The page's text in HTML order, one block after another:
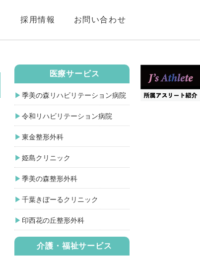
採用情報 お問い合わせ
医療サービス
季美の森リハビリテーション病院
令和リハビリテーション病院
東金整形外科
姫島クリニック
季美の森整形外科
千葉きぼーるクリニック
印西花の丘整形外科
介護・福祉サービス